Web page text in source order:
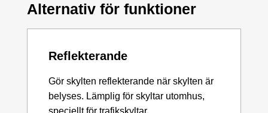
Alternativ för funktioner
Reflekterande
Gör skylten reflekterande när skylten är
belyses. Lämplig för skyltar utomhus,